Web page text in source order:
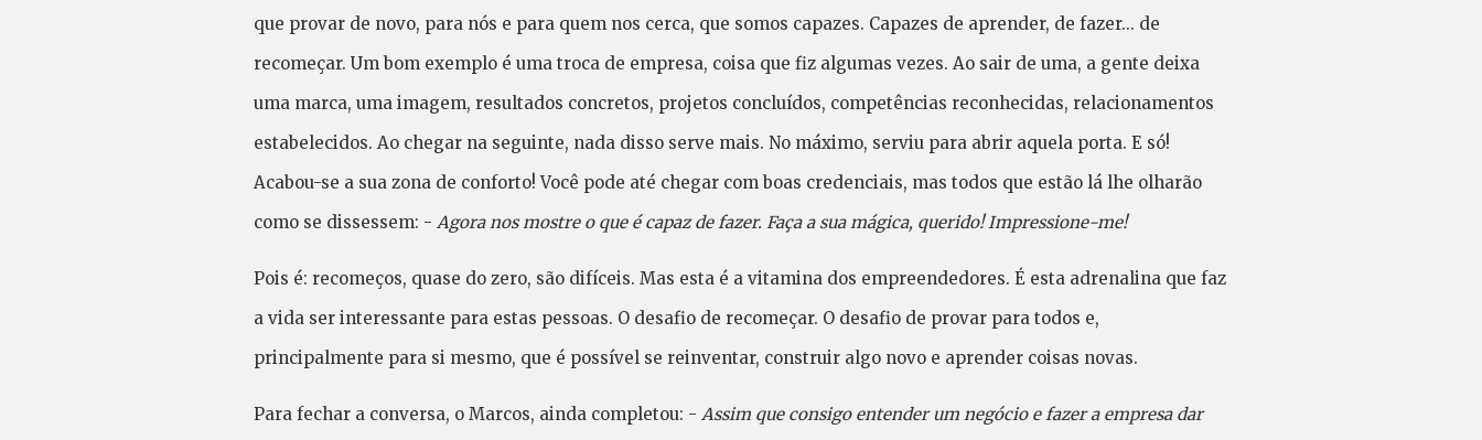
que provar de novo, para nós e para quem nos cerca, que somos capazes. Capazes de aprender, de fazer... de
recomeçar. Um bom exemplo é uma troca de empresa, coisa que fiz algumas vezes. Ao sair de uma, a gente deixa
uma marca, uma imagem, resultados concretos, projetos concluídos, competências reconhecidas, relacionamentos
estabelecidos. Ao chegar na seguinte, nada disso serve mais. No máximo, serviu para abrir aquela porta. E só!
Acabou-se a sua zona de conforto! Você pode até chegar com boas credenciais, mas todos que estão lá lhe olharão
como se dissessem: - Agora nos mostre o que é capaz de fazer. Faça a sua mágica, querido! Impressione-me!
Pois é: recomeços, quase do zero, são difíceis. Mas esta é a vitamina dos empreendedores. É esta adrenalina que faz
a vida ser interessante para estas pessoas. O desafio de recomeçar. O desafio de provar para todos e,
principalmente para si mesmo, que é possível se reinventar, construir algo novo e aprender coisas novas.
Para fechar a conversa, o Marcos, ainda completou: - Assim que consigo entender um negócio e fazer a empresa dar